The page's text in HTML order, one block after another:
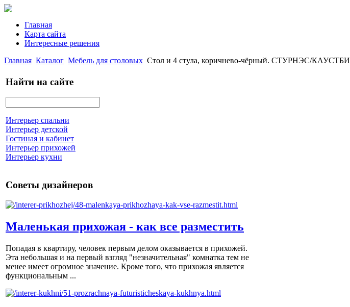
Главная
Карта сайта
Интересные решения
Главная Каталог Мебель для столовых Стол и 4 стула, коричнево-чёрный. СТУРНЭС/КАУСТБИ
Найти на сайте
Интерьер спальни
Интерьер детской
Гостиная и кабинет
Интерьер прихожей
Интерьер кухни
Советы дизайнеров
Маленькая прихожая - как все разместить
Попадая в квартиру, человек первым делом оказывается в прихожей.
Эта небольшая и на первый взгляд "незначительная" комнатка тем не
менее имеет огромное значение. Кроме того, что прихожая является
функциональным ...